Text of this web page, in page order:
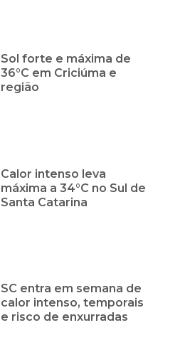
Sol forte e máxima de
36°C em Criciúma e
região
Calor intenso leva
máxima a 34°C no Sul de
Santa Catarina
SC entra em semana de
calor intenso, temporais
e risco de enxurradas